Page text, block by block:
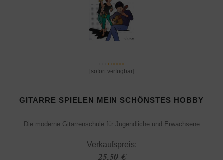
[sofort verfügbar]
GITARRE SPIELEN MEIN SCHÖNSTES HOBBY
Die moderne Gitarrenschule für Jugendliche und Erwachsene
Verkaufspreis:
25,50 €